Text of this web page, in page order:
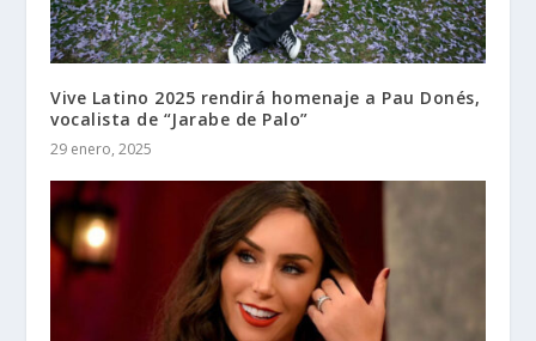
Vive Latino 2025 rendirá homenaje a Pau Donés,
vocalista de “Jarabe de Palo”
29 enero, 2025